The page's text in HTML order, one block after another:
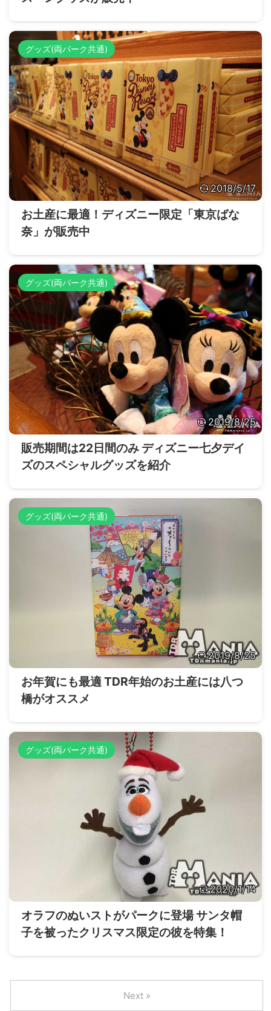
グッズ(両パーク共通)
2018/5/17
お土産に最適！ディズニー限定「東京ばな
奈」が販売中
グッズ(両パーク共通)
2019/8/25
販売期間は22日間のみ ディズニー七夕デイ
ズのスペシャルグッズを紹介
グッズ(両パーク共通)
2019/8/25
お年賀にも最適 TDR年始のお土産には八つ
橋がオススメ
グッズ(両パーク共通)
2020/1/14
オラフのぬいストがパークに登場 サンタ帽
子を被ったクリスマス限定の彼を特集！
Next »